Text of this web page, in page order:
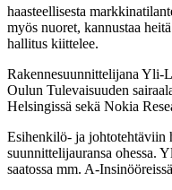
haasteellisesta
myös nuoret, kannustaa
hallitus kiittelee.
Rakennesuunnittelijana Yli-
Oulun Tulevaisuuden
Helsingissä sekä Nokia
Esihenkilö- ja johtotehtäviin
suunnittelijauransa ohessa.
saatossa mm. A-